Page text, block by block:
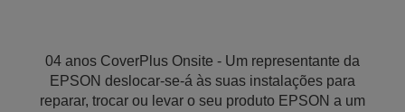
04 anos CoverPlus Onsite - Um representante da
EPSON deslocar-se-á às suas instalações para
reparar, trocar ou levar o seu produto EPSON a um